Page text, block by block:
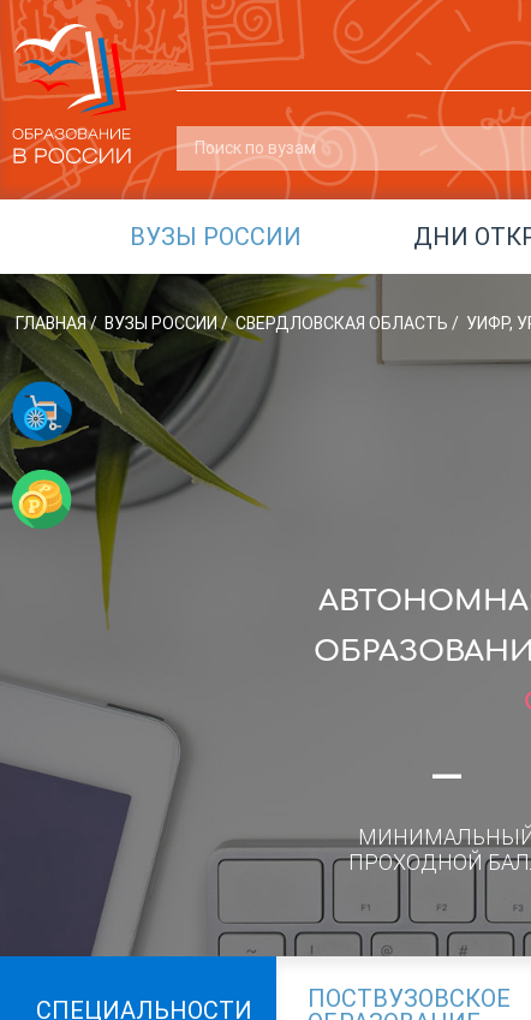
ВУЗЫ РОССИИ ДНИ
ГЛАВНАЯ/ ВУЗЫ РОССИИ/ СВЕРДЛОВСКАЯ ОБЛАСТЬ / УИФР,
—
ПРОХОДНОЙ
СПЕЦИАЛЬНОСТИ
ПОСТВУЗОВСКОЕ